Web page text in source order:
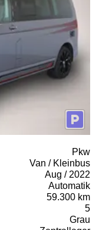
Pkw
Van / Kleinbus
Aug / 2022
Automatik
59.300 km
5
Grau